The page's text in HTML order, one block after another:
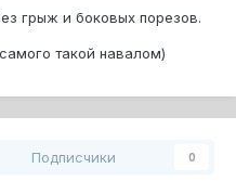
грыж и боковых порезов.
такой навалом)
Подписчики 0